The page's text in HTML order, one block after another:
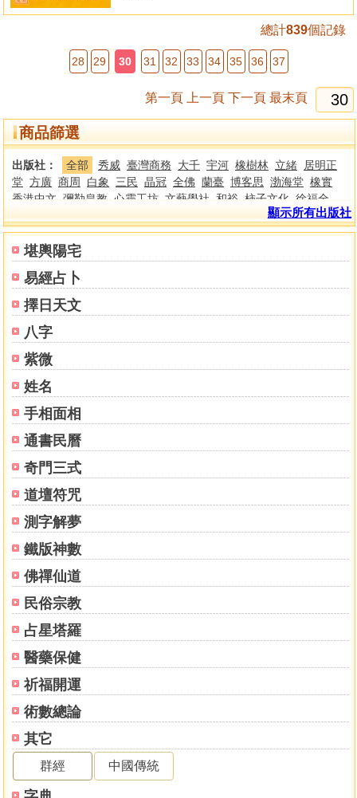
堪輿陽宅
易經占卜
擇日天文
八字
紫微
姓名
手相面相
通書民曆
奇門三式
道壇符咒
測字解夢
鐵版神數
佛禪仙道
民俗宗教
占星塔羅
醫藥保健
祈福開運
術數總論
其它
群經 中國傳統
總計839個記錄
28 29 30 31 32 33 34 35 36 37
第一頁 上一頁 下一頁 最末頁
商品篩選
出版社： 全部 秀威 臺灣商務 大千 宇河 橡樹林 立緒
居明正
堂 方廣 商周 白象 三民 晶冠 全佛 蘭臺 博客思 渤海堂 橡實
香港中文 彌勒皇教 心靈工坊 文藝學社 和裕 柿子文化 徐福全
香港中文大學 香
港中華書局 香港大學 東大 大旗 靈星閣 楊烱山 布克文化 西北
國際 世峰 新銳文創
研究會 眾生文化 聖經資源中心 華夏 正智 法鼓文化 楓樹林 啟
示
有鹿文化
成
竹林 知青
方智 時報 博揚 老古 新文豐 正一善書 心一堂 新智 元氣齋 文
津
名師
顯示所有出版社